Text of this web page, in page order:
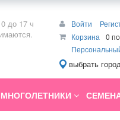
до 17 ч
Войти
Корзина
0
выбрать
МНОГОЛЕТНИКИ